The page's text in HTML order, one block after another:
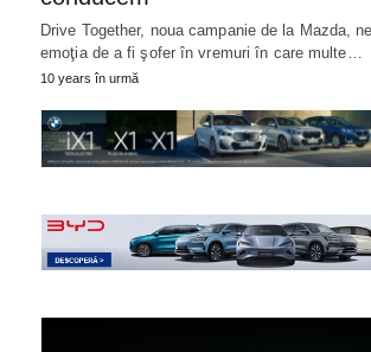
Drive Together, noua campanie de la Mazda,
emoţia de a fi şofer în vremuri în care multe…
10 years în urmă